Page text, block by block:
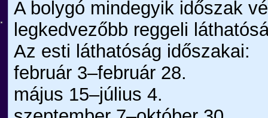
A bolygó mindegyik időszak
legkedvezőbb reggeli
Az esti láthatóság időszakai:
február 3–február 28.
május 15–július 4.